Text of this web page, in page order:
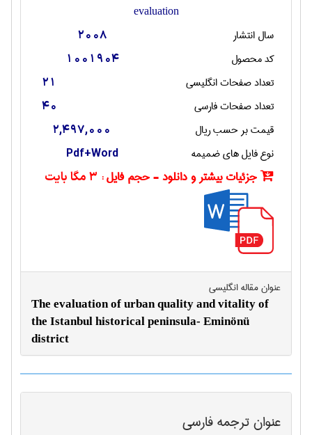
evaluation
سال انتشار 2008
کد محصول 1001904
تعداد صفحات انگليسی 21
تعداد صفحات فارسی 40
قیمت بر حسب ریال 2,497,000
نوع فایل های ضمیمه Pdf+Word
جزئیات بیشتر و دانلود - حجم فایل : 3 مگا بایت
عنوان مقاله انگليسی
The evaluation of urban quality and vitality of
the Istanbul historical peninsula- Eminönü
district
عنوان ترجمه فارسی